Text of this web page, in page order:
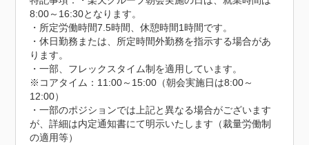
8:00～16:30となります。
・所定労働時間7.5時間、休憩時間1時間です。
・休日勤務または、所定時間外勤務を指示する場合があ
ります。
・一部、フレックスタイム制を適用しています。
※コアタイム：11:00～15:00（朝会実施日は8:00～
12:00）
・一部のポジションでは上記と異なる場合がございます
が、詳細は内定通知書にて明示いたします（裁量労働制
の適用等）